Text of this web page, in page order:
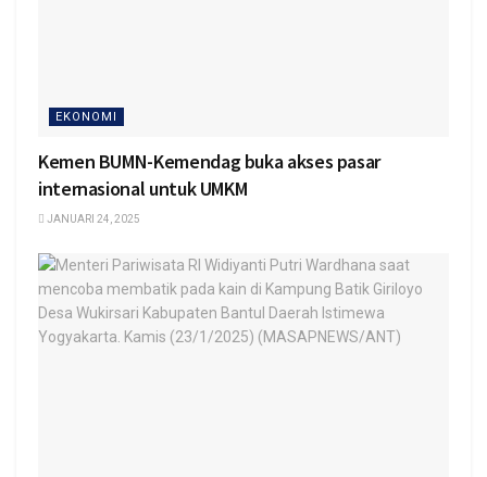
EKONOMI
Kemen BUMN-Kemendag buka akses pasar
internasional untuk UMKM
JANUARI 24, 2025